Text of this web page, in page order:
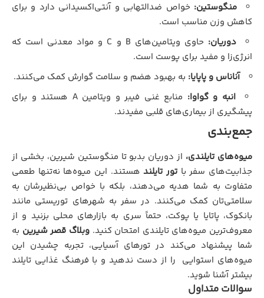
منگوستین: خواص ضدالتهابی و آنتی‌اکسیدانی دارد و برای
کاهش وزن مناسب است.
دوریان:
حاوی ویتامین‌های B و C و مواد معدنی است که
انرژی‌زا و مفید برای پوست است.
آناناس و پاپایا: به بهبود هضم و سلامت گوارش کمک می‌کنند.
انبه و گواوا:
منابع غنی فیبر و ویتامین A هستند و برای
پیشگیری از بیماری‌های قلبی مفیدند.
جمع‌بندی
میوه‌های تایلندی، از دوریان بدبو تا منگوستین شیرین، بخشی از
جذابیت‌های سفر با تور تایلندهستند. این میوه‌ها نه‌تنها طعمی
متفاوت به شما هدیه می‌دهند، بلکه با خواص بی‌نظیرشان به
سلامتی‌تان کمک می‌کنند. در سفر به شهرهای توریستی مانند
بانکوک، پاتایا یا پوکت، حتماً سری به بازارهای محلی بزنید و از
معروف‌ترین میوه‌های تایلندی امتحان کنید.وبلاگ قصر شیرین به
شما پیشنهاد می‌کند در تورهای آسیایی، تجربه چشیدن این
میوه‌های استوایی را از دست ندهید و با فرهنگ غذایی تایلند
بیشتر آشنا شوید.
سوالات متداول